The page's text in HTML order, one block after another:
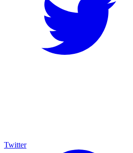
Twitter